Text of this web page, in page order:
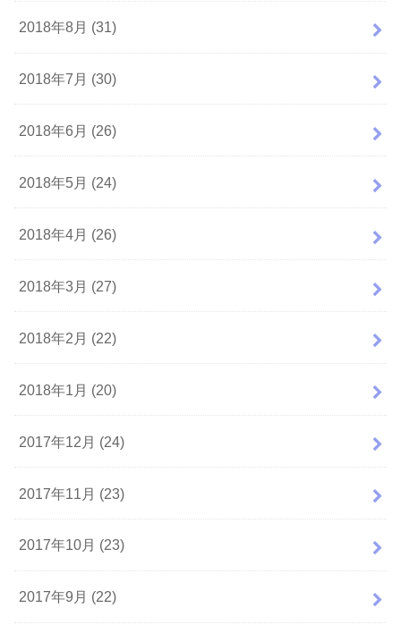
2018年8月 (31)
2018年7月 (30)
2018年6月 (26)
2018年5月 (24)
2018年4月 (26)
2018年3月 (27)
2018年2月 (22)
2018年1月 (20)
2017年12月 (24)
2017年11月 (23)
2017年10月 (23)
2017年9月 (22)